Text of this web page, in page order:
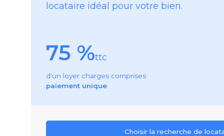
locataire idéal pour votre bien.
75 %ttc
d'un loyer charges comprises
paiement unique
Choisir la recherche de